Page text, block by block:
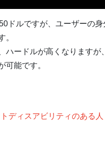
ルですが、ユーザーの
。
ードルが高くなりますが
可能です。
ディスアビリティのある人